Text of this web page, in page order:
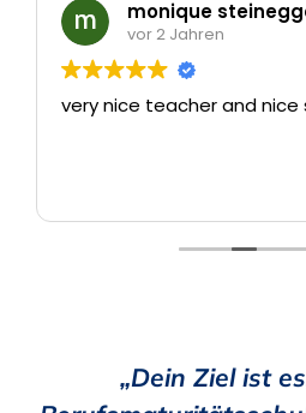
monique
vor 2 Jahren
very nice teacher and
„Dein Ziel ist